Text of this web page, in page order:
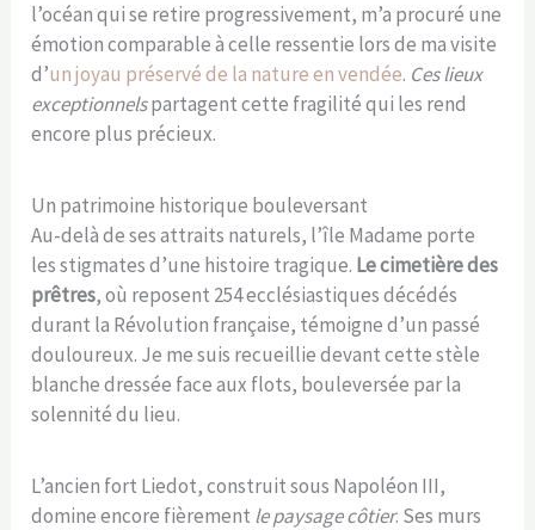
l’océan qui se retire progressivement, m’a procuré une
émotion comparable à celle ressentie lors de ma visite
d’un joyau préservé de la nature en vendée. Ces lieux
exceptionnelspartagent cette fragilité qui les rend
encore plus précieux.
Un patrimoine historique bouleversant
Au-delà de ses attraits naturels, l’île Madame porte
les stigmates d’une histoire tragique. Le cimetière des
prêtres, où reposent 254 ecclésiastiques décédés
durant la Révolution française, témoigne d’un passé
douloureux. Je me suis recueillie devant cette stèle
blanche dressée face aux flots, bouleversée par la
solennité du lieu.
L’ancien fort Liedot, construit sous Napoléon III,
domine encore fièrement le paysage côtier. Ses murs